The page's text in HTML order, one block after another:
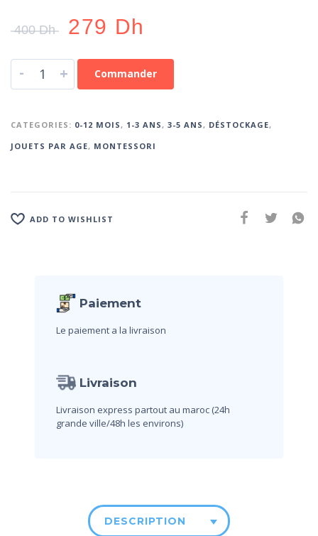
400Dh 279 Dh
- + Commander
CATEGORIES: 0-12 MOIS, 1-3 ANS, 3-5 ANS, DÉSTOCKAGE,
JOUETS PAR AGE, MONTESSORI
ADD TO WISHLIST
Paiement
Le paiement a la livraison
Livraison
Livraison express partout au maroc (24h
grande ville/48h les environs)
DESCRIPTION